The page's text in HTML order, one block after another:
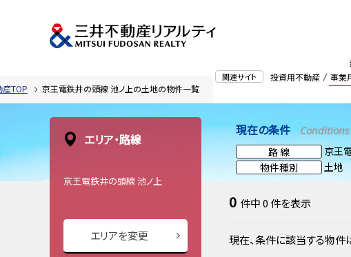
関連サイト 投資用不動産 事業
TOP 京王電鉄井の頭線 池ノ上の土地の物件一覧
現在の条件 Conditions
路 線
京王
物件種別
土地
0 件中0 件を表示
現在、条件に該当する物件
エリア・路線
京王電鉄井の頭線 池ノ上
エリアを変更